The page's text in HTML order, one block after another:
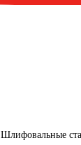
Шлифовальные